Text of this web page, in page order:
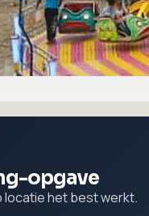
opgave
locatie het best werkt.